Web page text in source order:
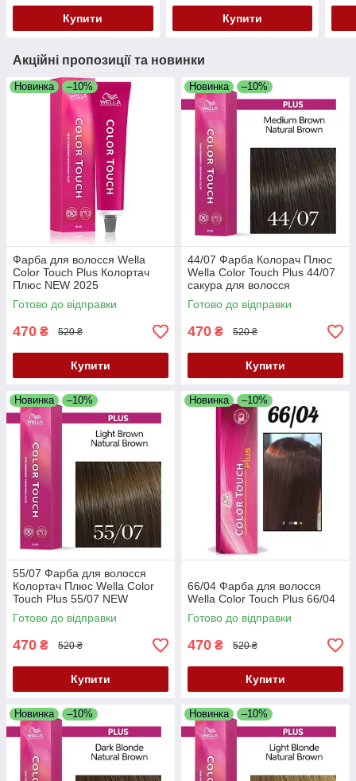
Купити Купити
Акційні пропозиції та новинки
Новинка –10%
Фарба для волосся Wella
Color Touch Plus Колортач
Плюс NEW 2025
Готово до відправки
470 ₴ 520 ₴
Купити
Новинка –10%
44/07 Фарба Колорач Плюс
Wella Color Touch Plus 44/07
сакура для волосся
Готово до відправки
470 ₴ 520 ₴
Купити
Новинка –10%
55/07 Фарба для волосся
Колортач Плюс Wella Color
Touch Plus 55/07 NEW
Готово до відправки
470 ₴ 520 ₴
Купити
Новинка –10%
66/04 Фарба для волосся
Wella Color Touch Plus 66/04
Готово до відправки
470 ₴ 520 ₴
Купити
Новинка –10% Новинка –10%